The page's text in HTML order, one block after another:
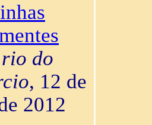
do
, 12 de
2012